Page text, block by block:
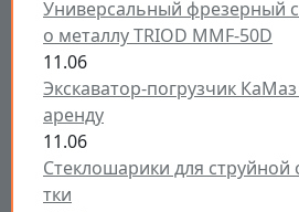
Универсальный фрезерный
о металлу TRIOD MMF-50D
11.06
Экскаватор-погрузчик
аренду
11.06
Стеклошарики для струйной
тки